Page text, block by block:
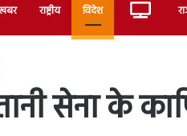
राष्ट्रीय विदेश Live
सेना के